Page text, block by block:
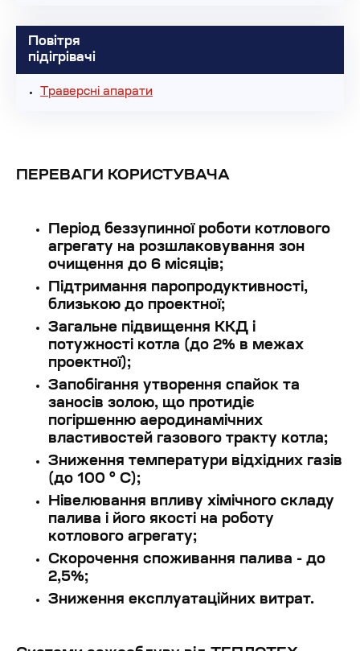
Повітря
підігрівачі
Траверсні апарати
ПЕРЕВАГИ КОРИСТУВАЧА
Період беззупинної роботи котлового
агрегату на розшлаковування зон
очищення до 6 місяців;
Підтримання паропродуктивності,
близькою до проектної;
Загальне підвищення ККД і
потужності котла (до 2% в межах
проектної);
Запобігання утворення спайок та
заносів золою, що протидіє
погіршенню аеродинамічних
властивостей газового тракту котла;
Зниження температури відхідних газів
(до 100 ° C);
Нівелювання впливу хімічного складу
палива і його якості на роботу
котлового агрегату;
Скорочення споживання палива - до
2,5%;
Зниження експлуатаційних витрат.